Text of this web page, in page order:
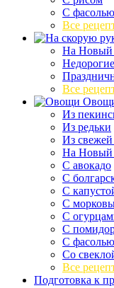
С фасолью
Все
На Новый
Недорогие
Все
Из
Из редьки
Из
На Новый
С авокадо
С
С
С
С
С
С фасолью
Со
Все
Подготовка к